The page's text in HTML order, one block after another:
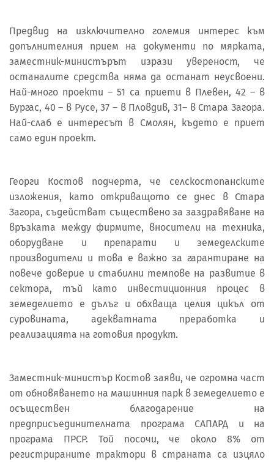
Предвид на изключително големия интерес към
допълнителния прием на документи по мярката,
заместник-министърът изрази увереност, че
останалите средства няма да останат неусвоени.
Най-много проекти – 51 са приети в Плевен, 42 – в
Бургас, 40 – в Русе, 37 – в Пловдив, 31– в Стара Загора.
Най-слаб е интересът в Смолян, където е приет
само един проект.
Георги Костов подчерта, че селскостопанските
изложения, като откриващото се днес в Стара
Загора, съдействат съществено за заздравяване на
връзката между фирмите, вносители на техника,
оборудване и препарати и земеделските
производители и това е важно за гарантиране на
повече доверие и стабилни темпове на развитие в
сектора, тъй като инвестиционния процес в
земеделието е дълъг и обхваща целия цикъл от
суровината, адекватната преработка и
реализацията на готовия продукт.
Заместник-министър Костов заяви, че огромна част
от обновяването на машинния парк в земеделието е
осъществен благодарение на
предприсъединителната програма САПАРД и на
програма ПРСР. Той посочи, че около 8% от
регистрираните трактори в страната са изцяло